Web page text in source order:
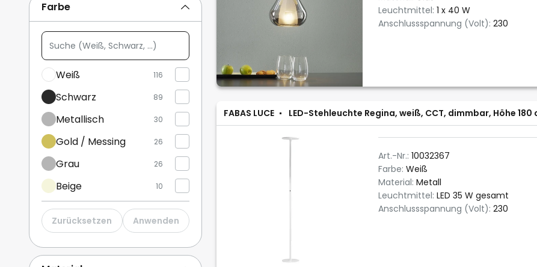
Leuchtmittel: 1 x 40 W
Anschlussspannung (Volt): 230
FABAS LUCE LED-Stehleuchte Regina, weiß, CCT, dimmbar, Höhe 180
Art.-Nr.: 10032367
Farbe: Weiß
Material: Metall
Leuchtmittel: LED 35 W gesamt
Anschlussspannung (Volt): 230
Mehr anzeigen
Farbe
Suche
(Weiß,
Schwarz,
...)
Weiß 116
Schwarz 89
Metallisch 30
Gold / Messing 26
Grau 26
Beige 10
Transparent 23
Holz 13
Multicolor 4
Zurücksetzen Anwenden